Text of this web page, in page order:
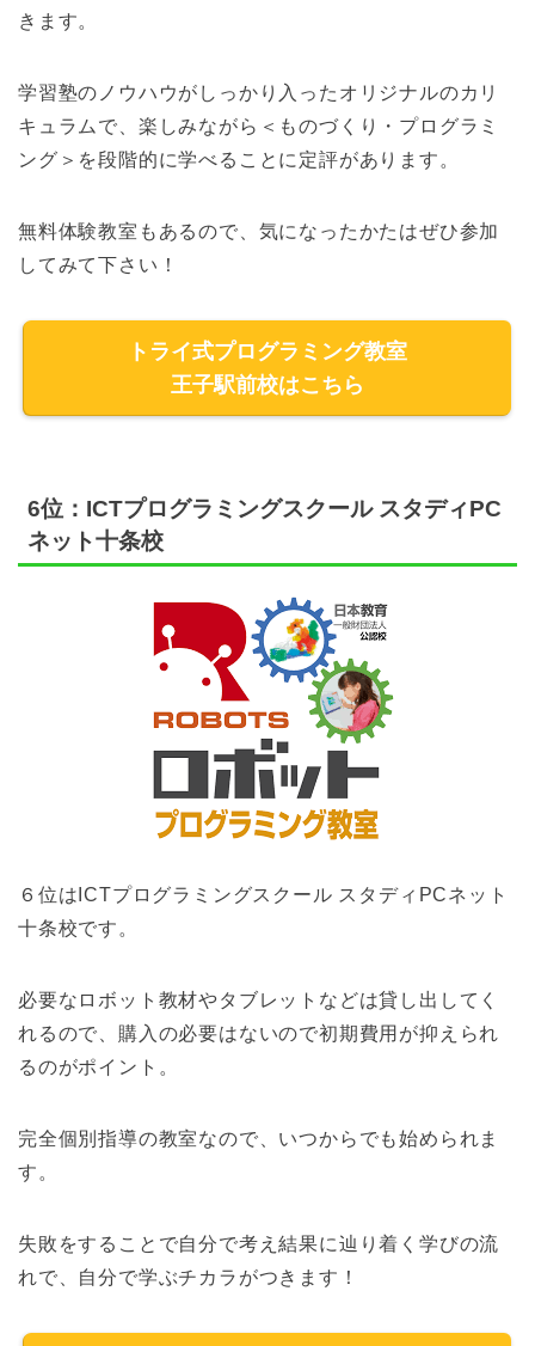
きます。
学習塾のノウハウがしっかり入ったオリジナルのカリ
キュラムで、楽しみながら＜ものづくり・プログラミ
ング＞を段階的に学べることに定評があります。
無料体験教室もあるので、気になったかたはぜひ参加
してみて下さい！
トライ式プログラミング教室
王子駅前校はこちら
6位：ICTプログラミングスクール スタディPC
ネット十条校
６位はICTプログラミングスクール スタディPCネット
十条校です。
必要なロボット教材やタブレットなどは貸し出してく
れるので、購入の必要はないので初期費用が抑えられ
るのがポイント。
完全個別指導の教室なので、いつからでも始められま
す。
失敗をすることで自分で考え結果に辿り着く学びの流
れで、自分で学ぶチカラがつきます！